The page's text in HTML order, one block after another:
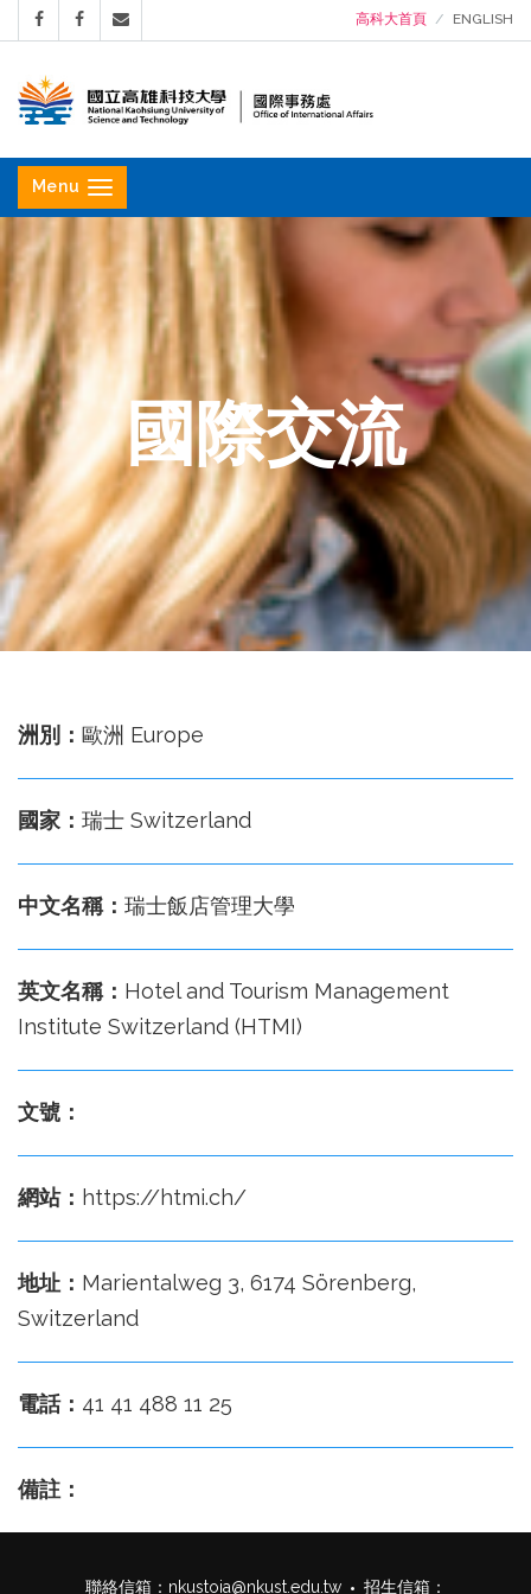
高科大首頁 ENGLISH
立
高
雄
科
技
大
學
國
事
務
處
Menu
國際交流
洲別： 歐洲 Europe
國家： 瑞士 Switzerland
中文名稱： 瑞士飯店管理大學
英文名稱： Hotel and Tourism Management
Institute Switzerland (HTMI)
文號：
網站： https://htmi.ch/
地址： Marientalweg 3, 6174 Sörenberg,
Switzerland
電話： 41 41 488 11 25
備註：
聯絡信箱： nkustoia@nkust.edu.tw 招生信箱：